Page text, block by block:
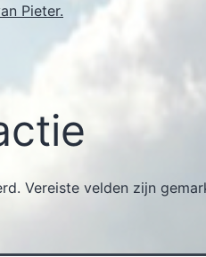
Pieter.
Vereiste velden zijn